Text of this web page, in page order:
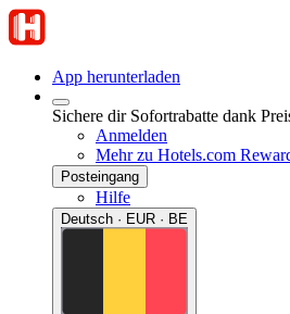
App herunterladen
Sichere dir Sofortrabatte dank
Anmelden
Mehr zu Hotels.com
Posteingang
Hilfe
Deutsch · EUR · BE